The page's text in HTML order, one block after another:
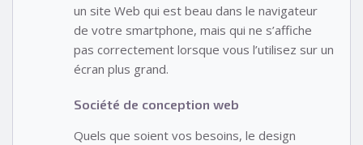
un site Web qui est beau dans le navigateur
de votre smartphone, mais qui ne s’affiche
pas correctement lorsque vous l’utilisez sur un
écran plus grand.
Société de conception web
Quels que soient vos besoins, le design